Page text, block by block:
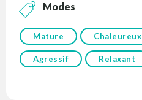
Modes
Mature Chaleureux
Agressif Relaxant